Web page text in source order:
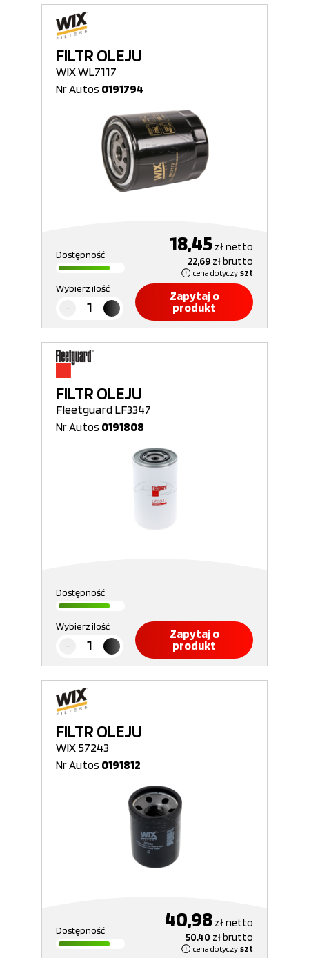
FILTR OLEJU
WIX WL7117
Nr Autos 0191794
Dostępność 18,45 złnetto
22,69 złbrutto
cena dotyczy szt
Wybierz ilość
Zapytaj o
produkt
FILTR OLEJU
Fleetguard LF3347
Nr Autos 0191808
Dostępność
Wybierz ilość
Zapytaj o
produkt
FILTR OLEJU
WIX 57243
Nr Autos 0191812
Dostępność 40,98 złnetto
50,40 złbrutto
cena dotyczy szt